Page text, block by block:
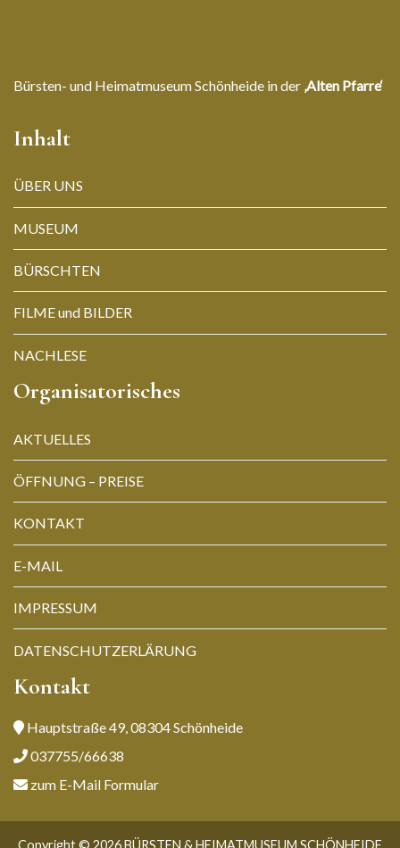
Bürsten- und Heimatmuseum Schönheide in der ‚Alten Pfarre‘
Inhalt
ÜBER UNS
MUSEUM
BÜRSCHTEN
FILME und BILDER
NACHLESE
Organisatorisches
AKTUELLES
ÖFFNUNG – PREISE
KONTAKT
E-MAIL
IMPRESSUM
DATENSCHUTZERLÄRUNG
Kontakt
Hauptstraße 49, 08304 Schönheide
037755/66638
zum E-Mail Formular